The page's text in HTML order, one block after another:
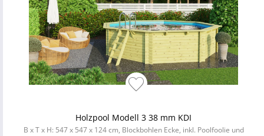
Holzpool Modell 3 38 mm KDI
B x T x H: 547 x 547 x 124 cm, Blockbohlen Ecke, inkl. Poolfoolie und